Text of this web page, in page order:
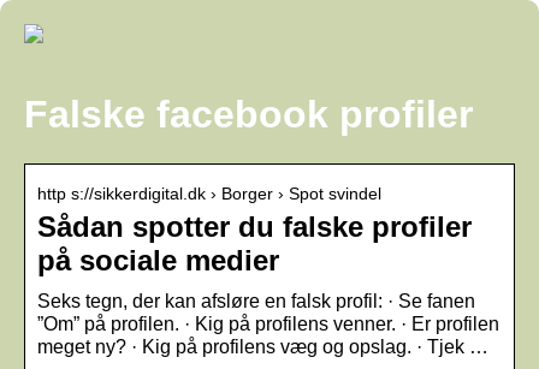
Falske facebook profiler
http s://sikkerdigital.dk › Borger › Spot svindel
Sådan spotter du falske profiler
på sociale medier
Seks tegn, der kan afsløre en falsk profil: · Se fanen
”Om” på profilen. · Kig på profilens venner. · Er profilen
meget ny? · Kig på profilens væg og opslag. · Tjek …